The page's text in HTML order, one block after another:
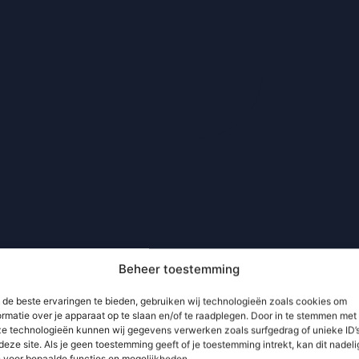
Beheer toestemming
de beste ervaringen te bieden, gebruiken wij technologieën zoals cookies om
over je apparaat op te slaan en/of te raadplegen. Door in te stemmen met
technologieën kunnen wij gegevens verwerken zoals surfgedrag of unieke
site. Als je geen toestemming geeft of je toestemming intrekt, kan dit